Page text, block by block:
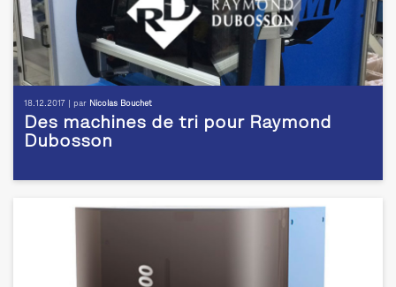
18.12.2017 | par Nicolas Bouchet
Des machines de tri pour Raymond
Dubosson